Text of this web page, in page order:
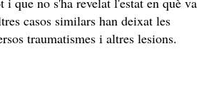
casos similars han deixat les
traumatismes i altres lesions.